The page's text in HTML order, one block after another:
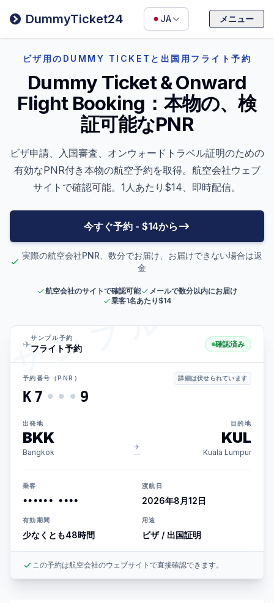
DummyTicket24 JA
Filipino
Deutsch
Español
Italiano
メニュー
ビザ用のDUMMY TICKETと出国用フライト予約
Dummy Ticket & Onward
Flight Booking：本物の、検
証可能なPNR
ビザ申請、入国審査、オンウォードトラベル証明のための
有効なPNR付き本物の航空予約を取得。航空会社ウェブ
サイトで確認可能。1人あたり$14、即時配信。
今すぐ予約 - $14から
実際の航空会社PNR、数分でお届け、お届けできない場合は返
金
航空会社のサイトで確認可能
メールで数分以内にお届け
乗客1名あたり$14
サンプル
✈サンプル予約
フライト予約 確認済み
予約番号（PNR） 詳細は伏せられています
K7 ••• 9
出発地
BKK
Bangkok
✈
目的地
KUL
Kuala Lumpur
乗客
•••••• ••••
渡航日
2026年8月12日
有効期間
少なくとも48時間
用途
ビザ / 出国証明
この予約は航空会社のウェブサイトで直接確認できます。